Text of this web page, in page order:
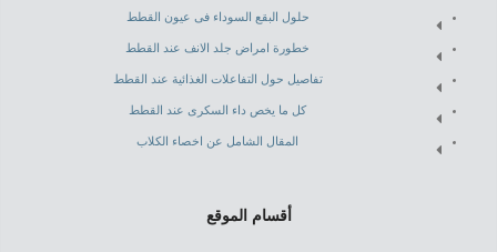
حلول البقع السوداء فى عيون القطط
خطورة امراض جلد الانف عند القطط
تفاصيل حول التفاعلات الغذائية عند القطط
كل ما يخص داء السكرى عند القطط
المقال الشامل عن اخصاء الكلاب
أقسام الموقع